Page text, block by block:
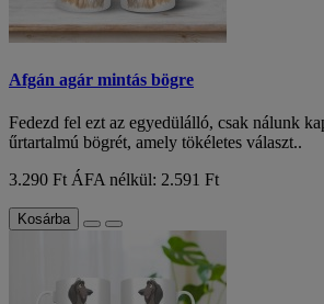
Afgán agár mintás bögre
Fedezd fel ezt az egyedülálló, csak nálunk
űrtartalmú bögrét, amely tökéletes választ..
3.290 FtÁFA nélkül: 2.591 Ft
Kosárba